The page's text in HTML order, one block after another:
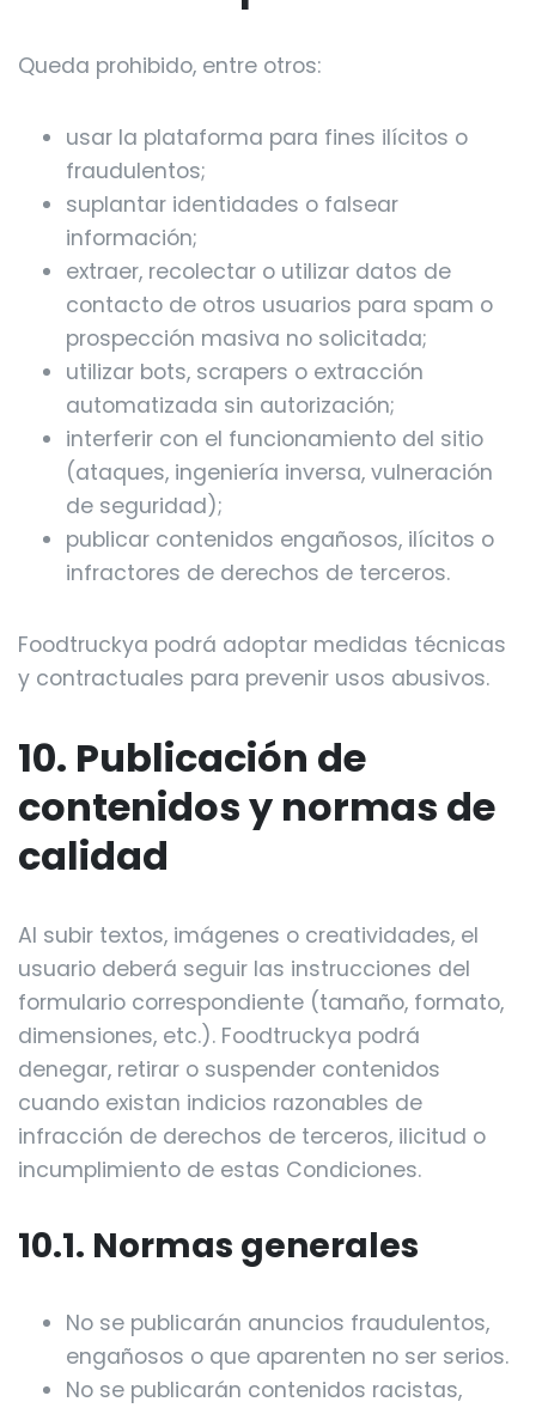
Queda prohibido, entre otros:
usar la plataforma para fines ilícitos o
fraudulentos;
suplantar identidades o falsear
información;
extraer, recolectar o utilizar datos de
contacto de otros usuarios para spam o
prospección masiva no solicitada;
utilizar bots, scrapers o extracción
automatizada sin autorización;
interferir con el funcionamiento del sitio
(ataques, ingeniería inversa, vulneración
de seguridad);
publicar contenidos engañosos, ilícitos o
infractores de derechos de terceros.
Foodtruckya podrá adoptar medidas técnicas
y contractuales para prevenir usos abusivos.
10. Publicación de
contenidos y normas de
calidad
Al subir textos, imágenes o creatividades, el
usuario deberá seguir las instrucciones del
formulario correspondiente (tamaño, formato,
dimensiones, etc.). Foodtruckya podrá
denegar, retirar o suspender contenidos
cuando existan indicios razonables de
infracción de derechos de terceros, ilicitud o
incumplimiento de estas Condiciones.
10.1. Normas generales
No se publicarán anuncios fraudulentos,
engañosos o que aparenten no ser serios.
No se publicarán contenidos racistas,